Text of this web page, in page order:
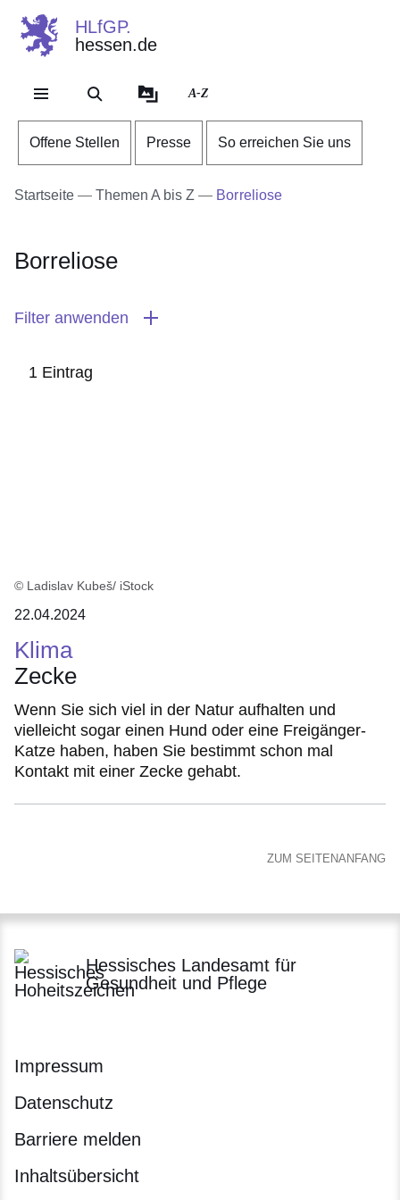
HLfGP.
hessen.de
A-Z
Offene Stellen Presse So erreichen Sie uns
Startseite Themen A bis Z Borreliose
Borreliose
Filter anwenden
1 Eintrag
© Ladislav Kubeš/ iStock
22.04.2024
Klima
Zecke
Wenn Sie sich viel in der Natur aufhalten und
vielleicht sogar einen Hund oder eine Freigänger-
Katze haben, haben Sie bestimmt schon mal
Kontakt mit einer Zecke gehabt.
ZUM SEITENANFANG
Hessisches Landesamt für
Gesundheit und Pflege
Impressum
Datenschutz
Barriere melden
Inhaltsübersicht